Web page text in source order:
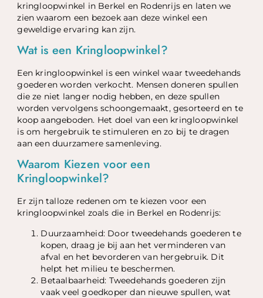
kringloopwinkel in Berkel en Rodenrijs en laten we
zien waarom een bezoek aan deze winkel een
geweldige ervaring kan zijn.
Wat is een Kringloopwinkel?
Een kringloopwinkel is een winkel waar tweedehands
goederen worden verkocht. Mensen doneren spullen
die ze niet langer nodig hebben, en deze spullen
worden vervolgens schoongemaakt, gesorteerd en te
koop aangeboden. Het doel van een kringloopwinkel
is om hergebruik te stimuleren en zo bij te dragen
aan een duurzamere samenleving.
Waarom Kiezen voor een
Kringloopwinkel?
Er zijn talloze redenen om te kiezen voor een
kringloopwinkel zoals die in Berkel en Rodenrijs:
Duurzaamheid: Door tweedehands goederen te
kopen, draag je bij aan het verminderen van
afval en het bevorderen van hergebruik. Dit
helpt het milieu te beschermen.
Betaalbaarheid: Tweedehands goederen zijn
vaak veel goedkoper dan nieuwe spullen, wat